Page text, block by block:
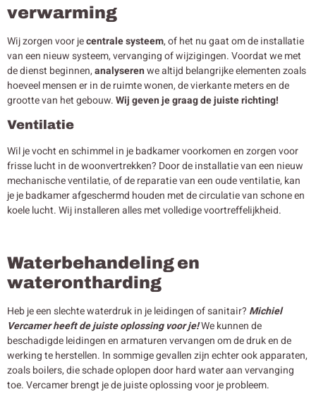
verwarming
Wij zorgen voor jecentrale systeem, of het nu gaat om de installatie
van een nieuw systeem, vervanging of wijzigingen. Voordat we met
de dienst beginnen,analyserenwe altijd belangrijke elementen zoals
hoeveel mensen er in de ruimte wonen, de vierkante meters en de
grootte van het gebouw.Wij geven je graag de juiste richting!
Ventilatie
Wil je vocht en schimmel in je badkamer voorkomen en zorgen voor
frisse lucht in de woonvertrekken? Door de installatie van een nieuw
mechanische ventilatie, of de reparatie van een oude ventilatie, kan
je je badkamer afgeschermd houden met de circulatie van schone en
koele lucht. Wij installeren alles met volledige voortreffelijkheid.
Waterbehandeling en
waterontharding
Heb je een slechte waterdruk in je leidingen of sanitair? Michiel
Vercamer heeft de juiste oplossing voor je!We kunnen de
beschadigde leidingen en armaturen vervangen om de druk en de
werking te herstellen. In sommige gevallen zijn echter ook apparaten,
zoals boilers, die schade oplopen door hard water aan vervanging
toe. Vercamer brengt je de juiste oplossing voor je probleem.